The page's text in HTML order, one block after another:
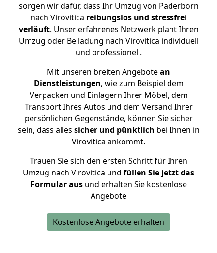
sorgen wir dafür, dass Ihr Umzug von Paderborn
nach Virovitica reibungslos und stressfrei
verläuft. Unser erfahrenes Netzwerk plant Ihren
Umzug oder Beiladung nach Virovitica individuell
und professionell.
Mit unseren breiten Angebotean
Dienstleistungen, wie zum Beispiel dem
Verpacken und Einlagern Ihrer Möbel, dem
Transport Ihres Autos und dem Versand Ihrer
persönlichen Gegenstände, können Sie sicher
sein, dass alles sicher und pünktlich bei Ihnen in
Virovitica ankommt.
Trauen Sie sich den ersten Schritt für Ihren
Umzug nach Virovitica und füllen Sie jetzt das
Formular ausund erhalten Sie kostenlose
Angebote
Kostenlose Angebote erhalten